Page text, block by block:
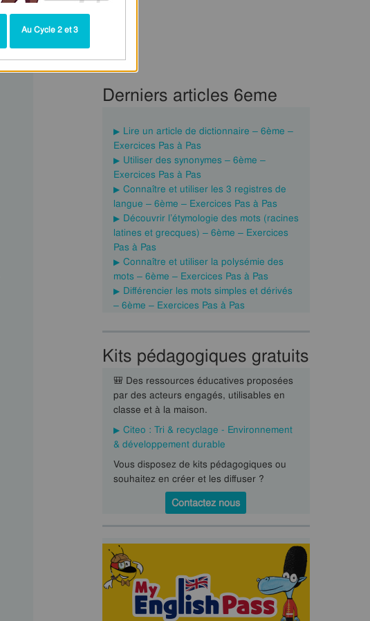
Derniers articles 6eme
Lire un article de dictionnaire – 6ème –
Exercices Pas à Pas
Utiliser des synonymes – 6ème –
Exercices Pas à Pas
Connaître et utiliser les 3 registres de
langue – 6ème – Exercices Pas à Pas
Découvrir l’étymologie des mots (racines
latines et grecques) – 6ème – Exercices
Pas à Pas
Connaître et utiliser la polysémie des
mots – 6ème – Exercices Pas à Pas
Différencier les mots simples et dérivés
– 6ème – Exercices Pas à Pas
Kits pédagogiques gratuits
🎒 Des ressources éducatives proposées
par des acteurs engagés, utilisables en
classe et à la maison.
Citeo : Tri & recyclage - Environnement
& développement durable
Vous disposez de kits pédagogiques ou
souhaitez en créer et les diffuser ?
Contactez nous
Au Cycle 2 et 3